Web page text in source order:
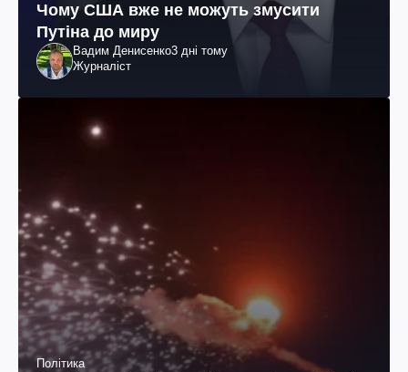
Чому США вже не можуть змусити
Путіна до миру
Вадим Денисенко3 дні тому
Журналіст
Політика